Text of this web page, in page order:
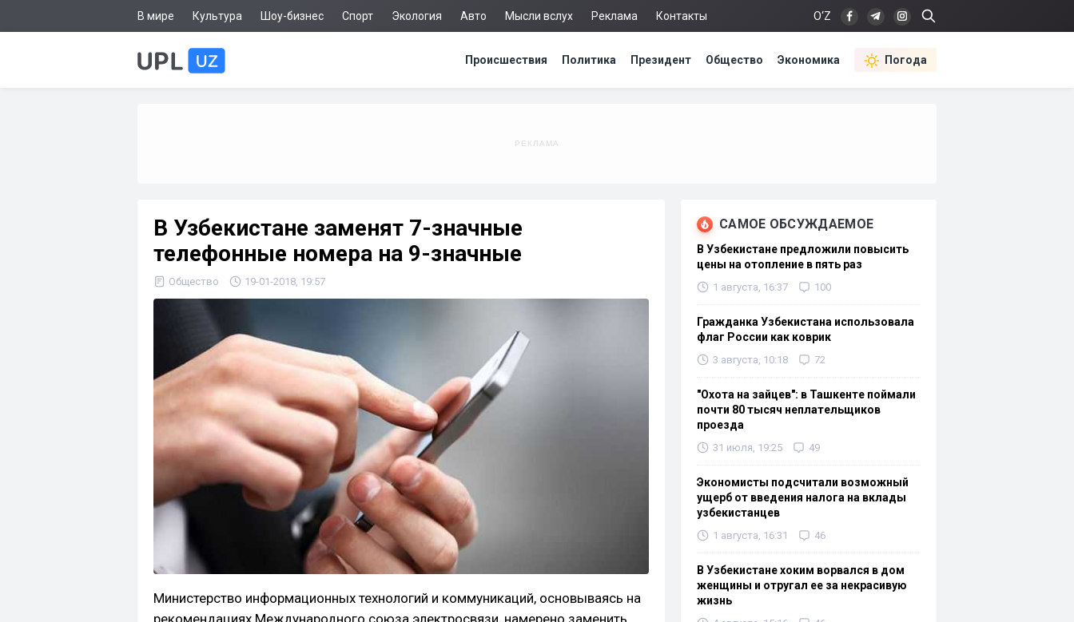
В мире Культура Шоу-бизнес Спорт Экология Авто Мысли вслух Реклама Контакты O‘Z
Происшествия Политика Президент Общество Экономика Погода
В Узбекистане заменят 7-значные
телефонные номера на 9-значные
Общество 19-01-2018, 19:57
Министерство информационных технологий и коммуникаций, основываясь на
САМОЕ ОБСУЖДАЕМОЕ
В Узбекистане предложили повысить
цены на отопление в пять раз
1 августа, 16:37 100
Гражданка Узбекистана использовала
флаг России как коврик
3 августа, 10:18 72
"Охота на зайцев": в Ташкенте поймали
почти 80 тысяч неплательщиков
проезда
31 июля, 19:25 49
Экономисты подсчитали возможный
ущерб от введения налога на вклады
узбекистанцев
1 августа, 16:31 46
В Узбекистане хоким ворвался в дом
женщины и отругал ее за некрасивую
жизнь